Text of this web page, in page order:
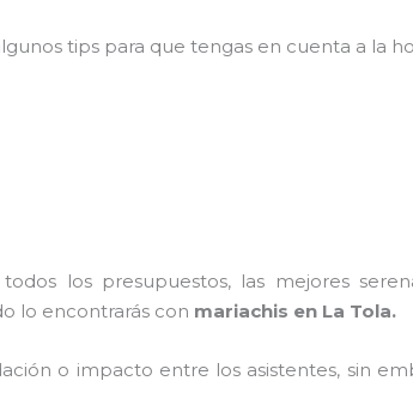
tips para que tengas en cuenta a la
los presupuestos, las mejores
lo encontrarás con mariachis en La Tola.
o impacto entre los asistentes, sin